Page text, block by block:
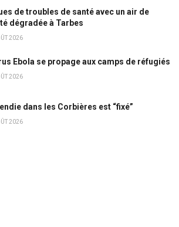
de troubles de santé avec un air de
dégradée à Tarbes
2026
Ebola se propage aux camps de réfugiés
2026
dans les Corbières est “fixé”
2026